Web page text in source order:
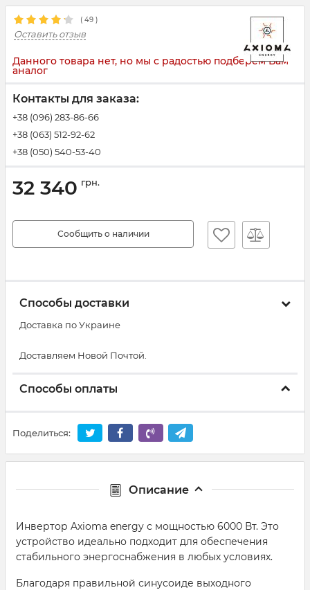
( 49 )
Оставить отзыв
Данного товара нет, но мы с радостью подберем Вам
аналог
Контакты для заказа:
+38 (096) 283-86-66
+38 (063) 512-92-62
+38 (050) 540-53-40
32 340 грн.
Сообщить о наличии
Способы доставки
Доставка по Украине
Доставляем Новой Почтой.
Способы оплаты
Поделиться:
Описание
Инвертор Axioma energy с мощностью 6000 Вт. Это
устройство идеально подходит для обеспечения
стабильного энергоснабжения в любых условиях.
Благодаря правильной синусоиде выходного